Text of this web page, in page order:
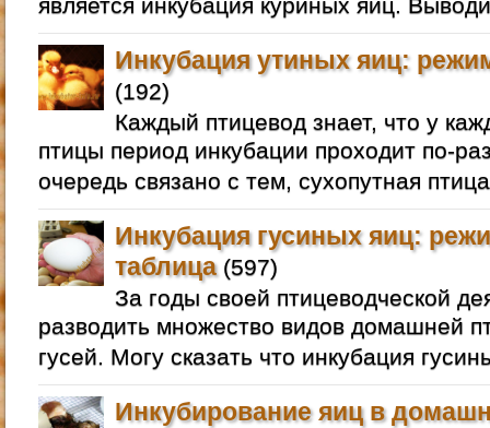
является инкубация куриных яиц.
Инкубация утиных яиц:
(192)
Каждый птицевод знает, что у
птицы период инкубации проходит по-
очередь связано с тем, сухопутная
Инкубация гусиных яиц:
таблица(597)
За годы своей птицеводческой
разводить множество видов домашней
гусей. Могу сказать что инкубация
Инкубирование яиц в